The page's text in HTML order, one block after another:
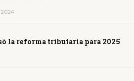
2024
la reforma tributaria para 2025